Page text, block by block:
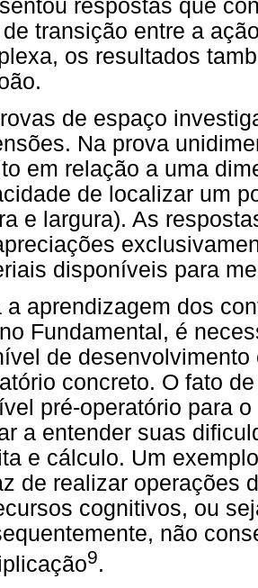
respostas que
transição entre a
os resultados
de espaço
Na prova
em relação a uma
de localizar um
e largura). As
disponíveis para
a aprendizagem dos
Fundamental, é
de
concreto. O fato
pré-operatório para
a entender suas
e cálculo. Um
de realizar operações
cognitivos, ou
não
9.